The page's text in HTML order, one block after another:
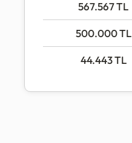
567.567TL
500.000TL
44.443TL